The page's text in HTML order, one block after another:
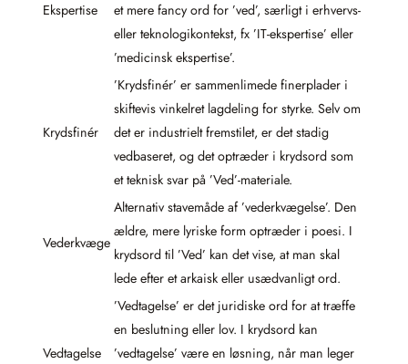
Ekspertise
et mere fancy ord for ’ved’, særligt i erhvervs-
eller teknologikontekst, fx ’IT-ekspertise’ eller
’medicinsk ekspertise’.
Krydsfinér
’Krydsfinér’ er sammenlimede finerplader i
skiftevis vinkelret lagdeling for styrke. Selv om
det er industrielt fremstilet, er det stadig
vedbaseret, og det optræder i krydsord som
et teknisk svar på ’Ved’-materiale.
Vederkvæge
Alternativ stavemåde af ’vederkvægelse’. Den
ældre, mere lyriske form optræder i poesi. I
krydsord til ’Ved’ kan det vise, at man skal
lede efter et arkaisk eller usædvanligt ord.
Vedtagelse
’Vedtagelse’ er det juridiske ord for at træffe
en beslutning eller lov. I krydsord kan
’vedtagelse’ være en løsning, når man leger